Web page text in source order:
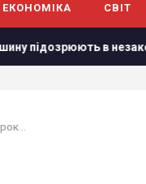
ЕКОНОМІКА СВІТ
в незаконному